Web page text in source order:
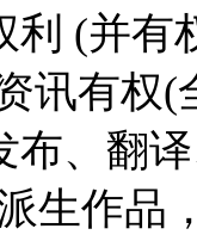
利 (并有
讯有权(
布、翻
生作品